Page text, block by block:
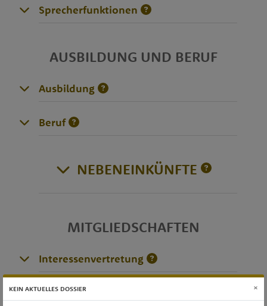
Sprecherfunktionen
AUSBILDUNG UND BERUF
Ausbildung
Beruf
NEBENEINKÜNFTE
MITGLIEDSCHAFTEN
Interessenvertretung
Vereinstätigkeiten
KEIN AKTUELLES DOSSIER ×